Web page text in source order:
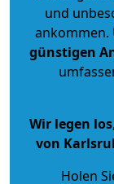
und
ankommen.
günstigen
Wir legen
von
Holen